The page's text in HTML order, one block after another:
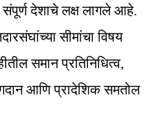
देशाचे लक्ष लागले आहे.
सीमांचा विषय
समान प्रतिनिधित्व,
आणि प्रादेशिक समतोल